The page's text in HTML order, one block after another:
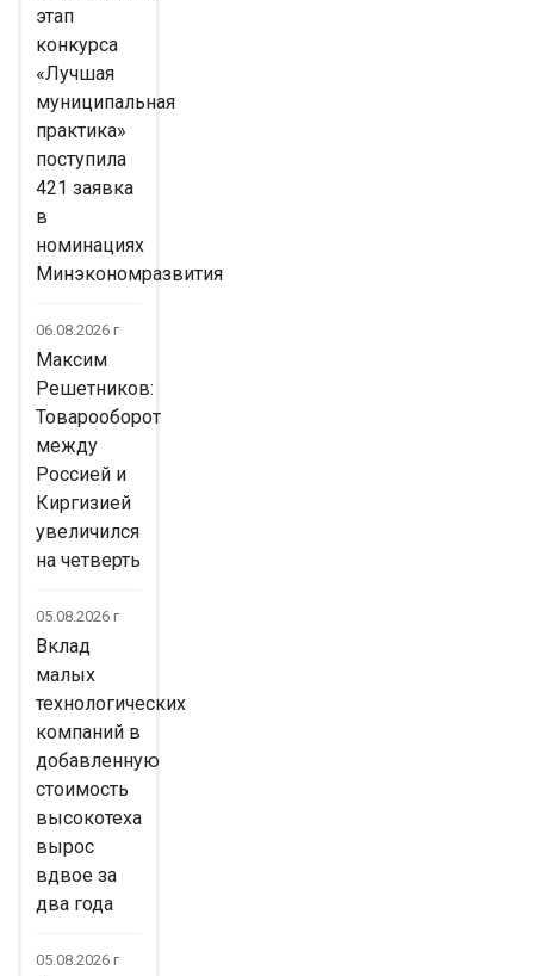
этап
конкурса
«Лучшая
муниципальная
практика»
поступила
421 заявка
в
номинациях
Минэкономразвития
06.08.2026 г
Максим
Решетников:
Товарооборот
между
Россией и
Киргизией
увеличился
на четверть
05.08.2026 г
Вклад
малых
технологических
компаний в
добавленную
стоимость
высокотеха
вырос
вдвое за
два года
05.08.2026 г